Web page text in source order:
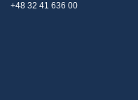
+48 32 41 636 00